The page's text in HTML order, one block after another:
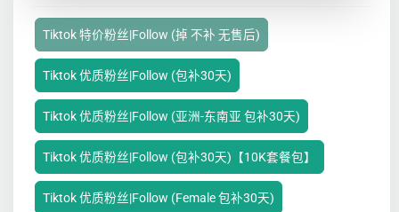
Tiktok 特价粉丝|Follow (掉 不补 无售后)
Tiktok 优质粉丝|Follow (包补30天)
Tiktok 优质粉丝|Follow (亚洲-东南亚 包补30天)
Tiktok 优质粉丝|Follow (包补30天)【10K套餐包】
Tiktok 优质粉丝|Follow (Female 包补30天)